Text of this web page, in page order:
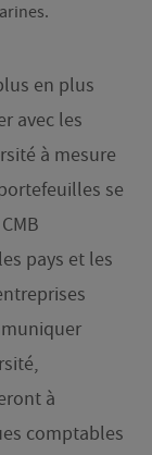
en plus
avec les
à mesure
se
pays et les
à
comptables